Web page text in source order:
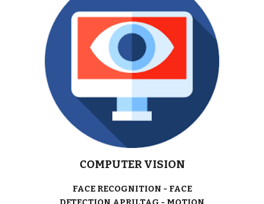
COMPUTER VISION
FACE RECOGNITION - FACE